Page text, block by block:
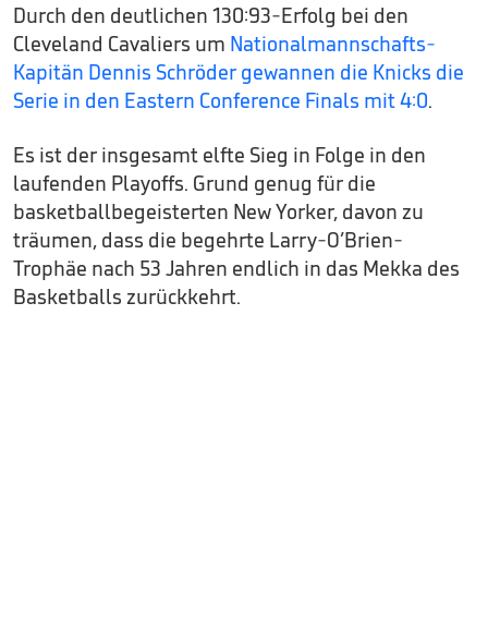
Durch den deutlichen 130:93-Erfolg bei den
Cleveland Cavaliers um Nationalmannschafts-
Kapitän Dennis Schröder gewannen die Knicks die
Serie in den Eastern Conference Finals mit 4:0.
Es ist der insgesamt elfte Sieg in Folge in den
laufenden Playoffs. Grund genug für die
basketballbegeisterten New Yorker, davon zu
träumen, dass die begehrte Larry-O’Brien-
Trophäe nach 53 Jahren endlich in das Mekka des
Basketballs zurückkehrt.